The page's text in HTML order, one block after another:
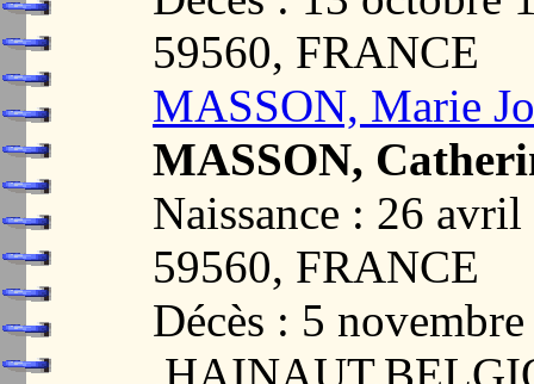
59560, FRANCE
MASSON, Marie
MASSON,
Naissance : 26
59560, FRANCE
Décès : 5